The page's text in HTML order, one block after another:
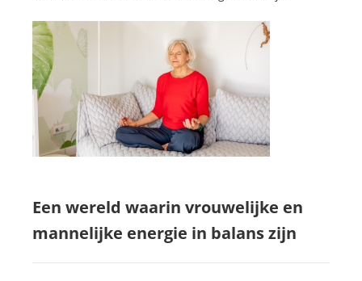
Een wereld waarin vrouwelijke en
mannelijke energie in balans zijn